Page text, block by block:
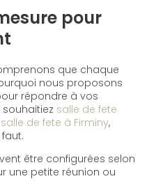
pour
que chaque
nous proposons
répondre à vos
salle de fete
de fete à Firminy,
être configurées selon
une petite réunion ou